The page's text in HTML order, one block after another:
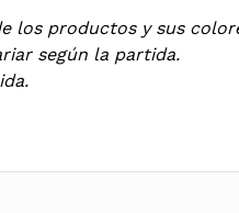
los productos y sus
según la partida.